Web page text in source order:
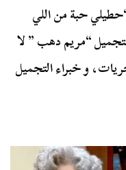
حبة من اللي
“مريم دهب ” لا
و خبراء التجميل